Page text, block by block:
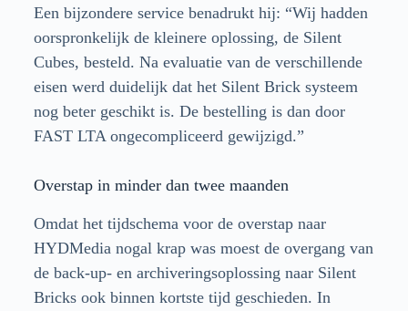
Een bijzondere service benadrukt hij: “Wij hadden
oorspronkelijk de kleinere oplossing, de Silent
Cubes, besteld. Na evaluatie van de verschillende
eisen werd duidelijk dat het Silent Brick systeem
nog beter geschikt is. De bestelling is dan door
FAST LTA ongecompliceerd gewijzigd.”
Overstap in minder dan twee maanden
Omdat het tijdschema voor de overstap naar
HYDMedia nogal krap was moest de overgang van
de back-up- en archiveringsoplossing naar Silent
Bricks ook binnen kortste tijd geschieden. In